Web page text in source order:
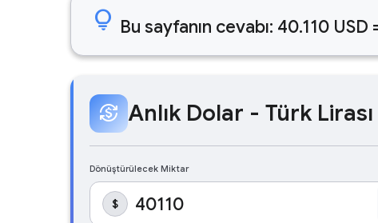
lightbulb Bu sayfanın cevabı: 40.110
currency_exchange Anlık Dolar - Türk
Dönüştürülecek Miktar
$